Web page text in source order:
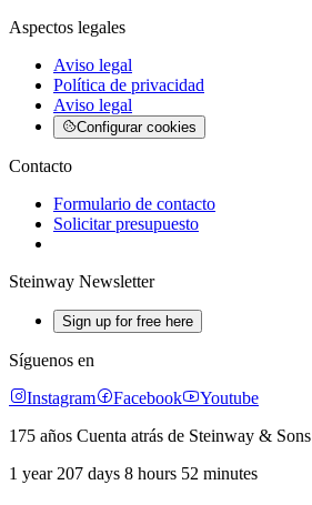
Aspectos legales
Aviso legal
Política de privacidad
Aviso legal
Configurar cookies
Contacto
Formulario de contacto
Solicitar presupuesto
Steinway Newsletter
Sign up for free here
Síguenos en
Instagram
Facebook
Youtube
175 años Cuenta atrás de Steinway & Sons
1 year 207 days 8 hours 52 minutes